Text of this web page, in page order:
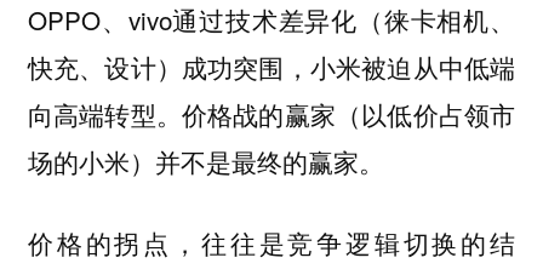
OPPO、vivo通过技术差异化（徕卡相机、
快充、设计）成功突围，小米被迫从中低端
向高端转型。价格战的赢家（以低价占领市
场的小米）并不是最终的赢家。
价格的拐点，往往是竞争逻辑切换的结